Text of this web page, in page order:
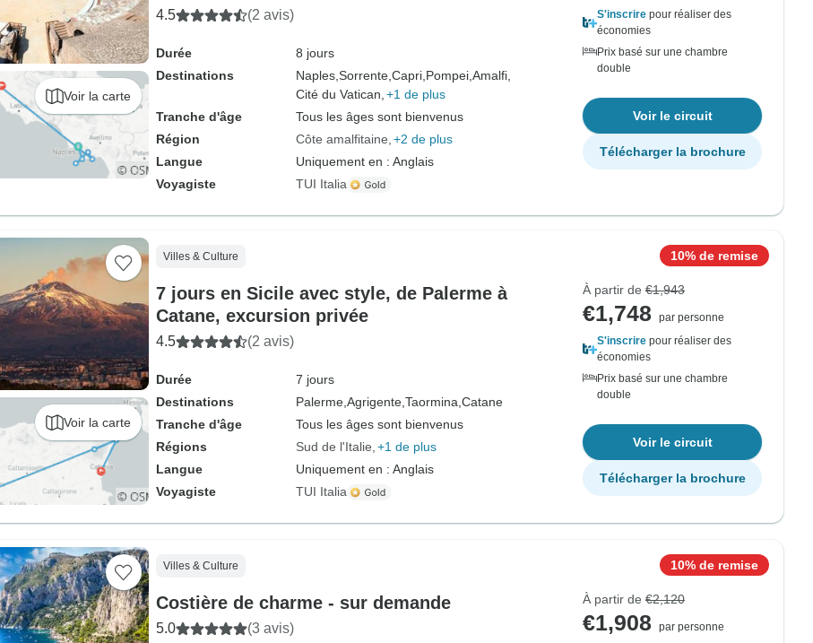
Voir la carte
4.5 (2 avis)
Durée
8 jours
Destinations
Naples, Sorrente, Capri, Pompei, Amalfi,
Cité du Vatican, +1 de plus
Tranche d'âge
Tous les âges sont bienvenus
Région
Côte amalfitaine +2 de plus
Langue
Uniquement en : Anglais
Voyagiste
TUI Italia
S'inscrire pour réaliser des
économies
Prix basé sur une chambre
double
Voir le circuit
Télécharger la brochure
Voir la carte
Villes & Culture
7 jours en Sicile avec style, de Palerme à
Catane, excursion privée
4.5 (2 avis)
Durée
7 jours
Destinations
Palerme, Agrigente, Taormina, Catane
Tranche d'âge
Tous les âges sont bienvenus
Régions
Sud de l'Italie +1 de plus
Langue
Uniquement en : Anglais
Voyagiste
TUI Italia
10% de remise
À partir de €1,943
€1,748
par personne
S'inscrire pour réaliser des
économies
Prix basé sur une chambre
double
Voir le circuit
Télécharger la brochure
Villes & Culture
Costière de charme - sur demande
5.0 (3 avis)
10% de remise
À partir de €2,120
€1,908
par personne